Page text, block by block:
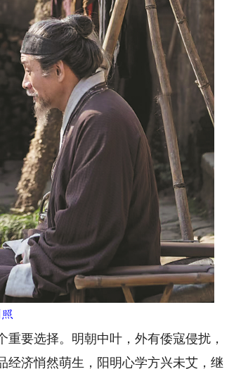
要选择。明朝中叶，外有倭寇侵扰，
经济悄然萌生，阳明心学方兴未艾，继